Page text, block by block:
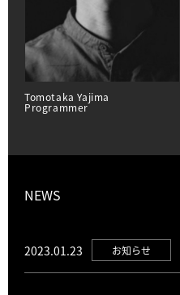
Tomotaka Yajima
Programmer
NEWS
2023.01.23 お知らせ